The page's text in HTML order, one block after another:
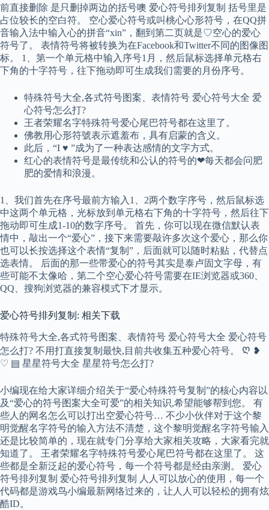
前直接删除 是只删掉两边的括号噢 爱心符号排列复制 括号里是
占位较长的空白符。 空心爱心符号或叫桃心心形符号，在QQ拼
音输入法中输入心的拼音“xin”，翻到第二页就是♡空心的爱心
符号了。 表情符号将被转换为在Facebook和Twitter不同的图像图
标。 1、第一个单元格中输入序号1月，然后鼠标选择单元格右
下角的十字符号，往下拖动即可生成我们需要的月份序号。
特殊符号大全,各式符号图案、表情符号 爱心符号大全 爱
心符号怎么打?
王者荣耀名字特殊符号爱心尾巴符号都在这里了。
佛教用心形符號表示遮羞布，具有启蒙的含义。
此后，“I ♥ ”成为了一种表达感情的文字方式。
红心的表情符号是最传统和公认的符号的❤每天都会问肥
肥的爱情和浪漫。
1、我们首先在序号最前方输入1、2两个数字序号，然后鼠标选
中这两个单元格，光标放到单元格右下角的十字符号，然后往下
拖动即可生成1-10的数字序号。 首先，你可以现在微信默认表
情中，敲出一个“爱心”，接下来需要敲许多次这个爱心，那么你
也可以长按选择这个表情“复制”，后面就可以随时粘贴，代替点
选表情。 后面的那一些带爱心的符号其实是泰卢固文字母，有
些可能不太像哈，第二个空心爱心符号需要在IE浏览器或360、
QQ、搜狗浏览器的兼容模式下才显示。
爱心符号排列复制: 相关下载
特殊符号大全,各式符号图案、表情符号 爱心符号大全 爱心符号
怎么打? 不用打直接复制最快,目前共收集五种爱心符号。 Ღ ❥
♡ ▤ 星星符号大全 星星符号怎么打?
小编现在给大家详细介绍关于“爱心特殊符号复制”的核心内容以
及“爱心的符号图案大全可爱”的相关知识,希望能够帮到您。 有
些人的网名怎么可以打出空爱心符号… 不少小伙伴对于这个黎
明觉醒名字符号的输入方法不清楚，这个黎明觉醒名字符号输入
还是比较简单的，现在就专门分享给大家相关攻略，大家看完就
知道了。 王者荣耀名字特殊符号爱心尾巴符号都在这里了。 这
些都是全新泛起的爱心符号，每一个符号都是经由亲测。 爱心
符号排列复制 爱心符号排列复制 人人可以放心的使用，每一个
代码都是游戏鸟小编最新网络过来的，让人人可以轻松的拥有炫
酷ID。